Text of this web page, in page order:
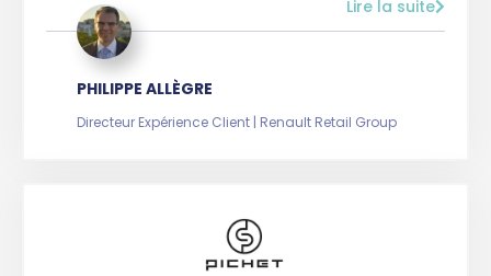
Lire la suite
PHILIPPE ALLÈGRE
Directeur Expérience Client | Renault Retail Group